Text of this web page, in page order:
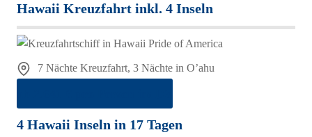
Hawaii Kreuzfahrt inkl. 4 Inseln
7 Nächte Kreuzfahrt, 3 Nächte in O’ahu
4 Hawaii Inseln in 17 Tagen